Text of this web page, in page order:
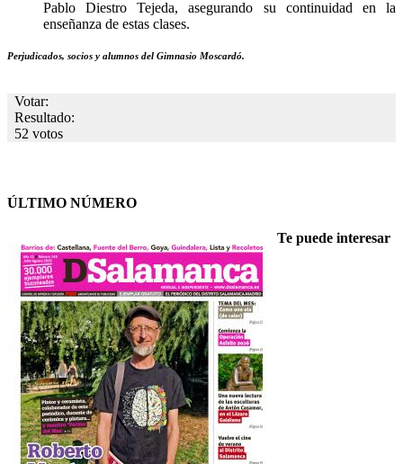
Pablo Diestro Tejeda, asegurando su continuidad en la
enseñanza de estas clases.
Perjudicados, socios y alumnos del Gimnasio Moscardó.
Votar:
Resultado:
52 votos
ÚLTIMO NÚMERO
Te puede interesar